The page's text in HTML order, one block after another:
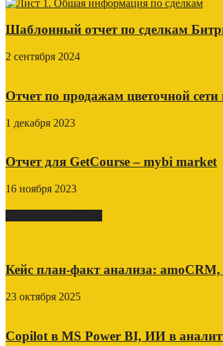
Шаблонный отчет по сделкам
2 сентября 2024
Отчет по продажам цветочной
1 декабря 2023
Отчет для GetCourse – mybi market
16 ноября 2023
Кейс план-факт анализа: amoCRM,
23 октября 2025
Copilot в MS Power BI, ИИ в